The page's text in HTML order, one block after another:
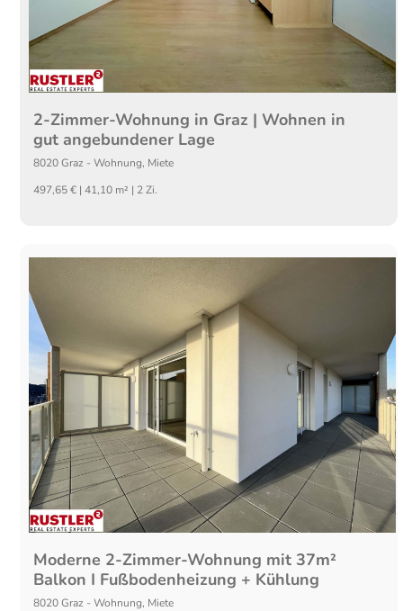
2-Zimmer-Wohnung in Graz | Wohnen in
gut angebundener Lage
8020 Graz -Wohnung, Miete
497,65 € | 41,10 m² | 2 Zi.
Moderne 2-Zimmer-Wohnung mit 37m²
Balkon I Fußbodenheizung + Kühlung
8020 Graz -Wohnung, Miete